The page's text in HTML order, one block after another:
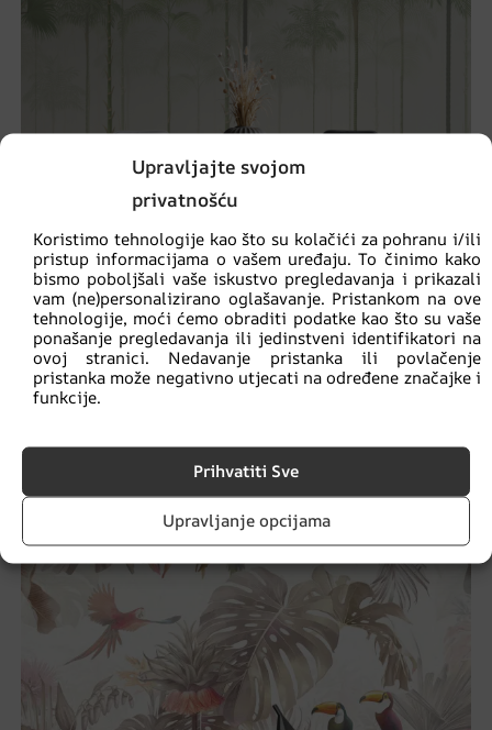
Upravljajte svojom
privatnošću
Koristimo tehnologije kao što su kolačići za pohranu i/ili
pristup informacijama o vašem uređaju. To činimo kako
bismo poboljšali vaše iskustvo pregledavanja i prikazali
vam (ne)personalizirano oglašavanje. Pristankom na ove
tehnologije, moći ćemo obraditi podatke kao što su vaše
ponašanje pregledavanja ili jedinstveni identifikatori na
ovoj stranici. Nedavanje pristanka ili povlačenje
pristanka može negativno utjecati na određene značajke i
funkcije.
Prihvatiti Sve
Upravljanje opcijama
Zidni mural Papiga na palmama